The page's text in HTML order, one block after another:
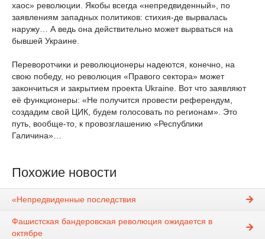
хаос» революции. Якобы всегда «непредвиденный», по
заявлениям западных политиков: стихия-де вырвалась
наружу… А ведь она действительно может вырваться на
бывшей Украине.
Переворотчики и революционеры надеются, конечно, на
свою победу, но революция «Правого сектора» может
закончиться и закрытием проекта Ukraine. Вот что заявляют
её функционеры: «Не получится провести референдум,
создадим свой ЦИК, будем голосовать по регионам». Это
путь, вообще-то, к провозглашению «Республики
Галичина»…
Похожие новости
«Непредвиденные последствия
Фашистская бандеровская революция ожидается в
октябре